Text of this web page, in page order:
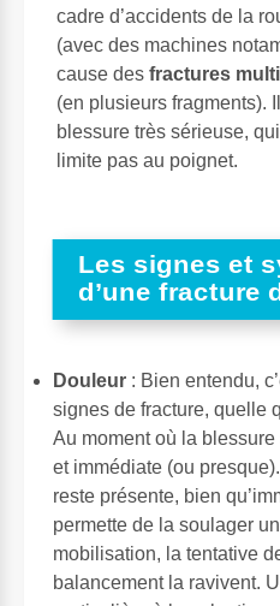
cadre d’accidents de la
(avec des machines
cause des fractures
(en plusieurs fragments).
blessure très sérieuse,
limite pas au poignet.
Les signes et
d’une fracture
Douleur : Bien entendu,
signes de fracture, quelle
Au moment où la
et immédiate (ou
reste présente, bien
permette de la soulager
mobilisation, la tentative
balancement la ravivent.